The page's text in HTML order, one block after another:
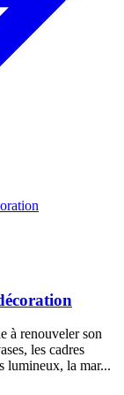
à renouveler son
les cadres
lumineux, la mar...